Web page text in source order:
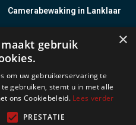
Camerabewaking in Lanklaar
Camerabewaking in Lauw
Camerabewaking in
Leopoldsburg
Camerabewaking in Leut
×
gebruik
om uw gebruikerservaring te
gebruiken, stemt u in met alle
ons Cookiebeleid. Lees verder
PRESTATIE